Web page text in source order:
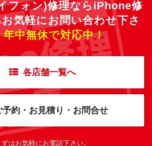
フォン)修理ならiPhone修
お気軽にお問い合わせ下さ
年中無休で対応中！
各店舗一覧へ
予約・お見積り・お問合せ
ずはお気軽にお電話下さい。